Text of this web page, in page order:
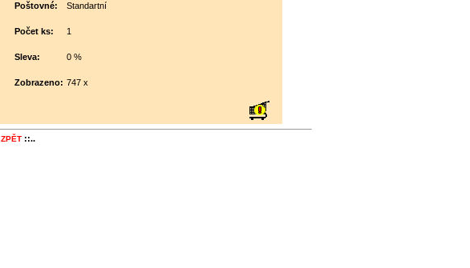
Poštovné:
Standartní
Počet ks: 1
Sleva: 0 %
Zobrazeno: 747 x
ZPĚT ::..